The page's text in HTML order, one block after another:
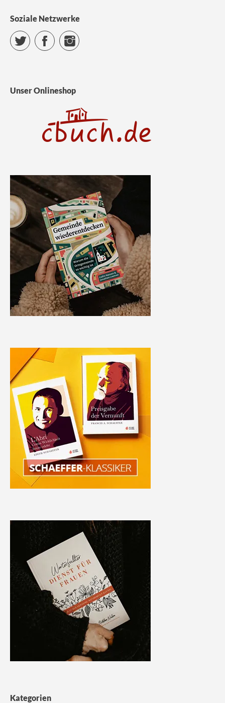
Soziale Netzwerke
Twitter FacebookInstagram
Unser Onlineshop
Kategorien